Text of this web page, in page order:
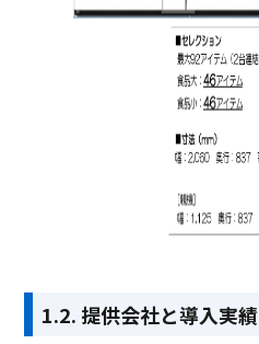
1.2. 提供会社と導入実績